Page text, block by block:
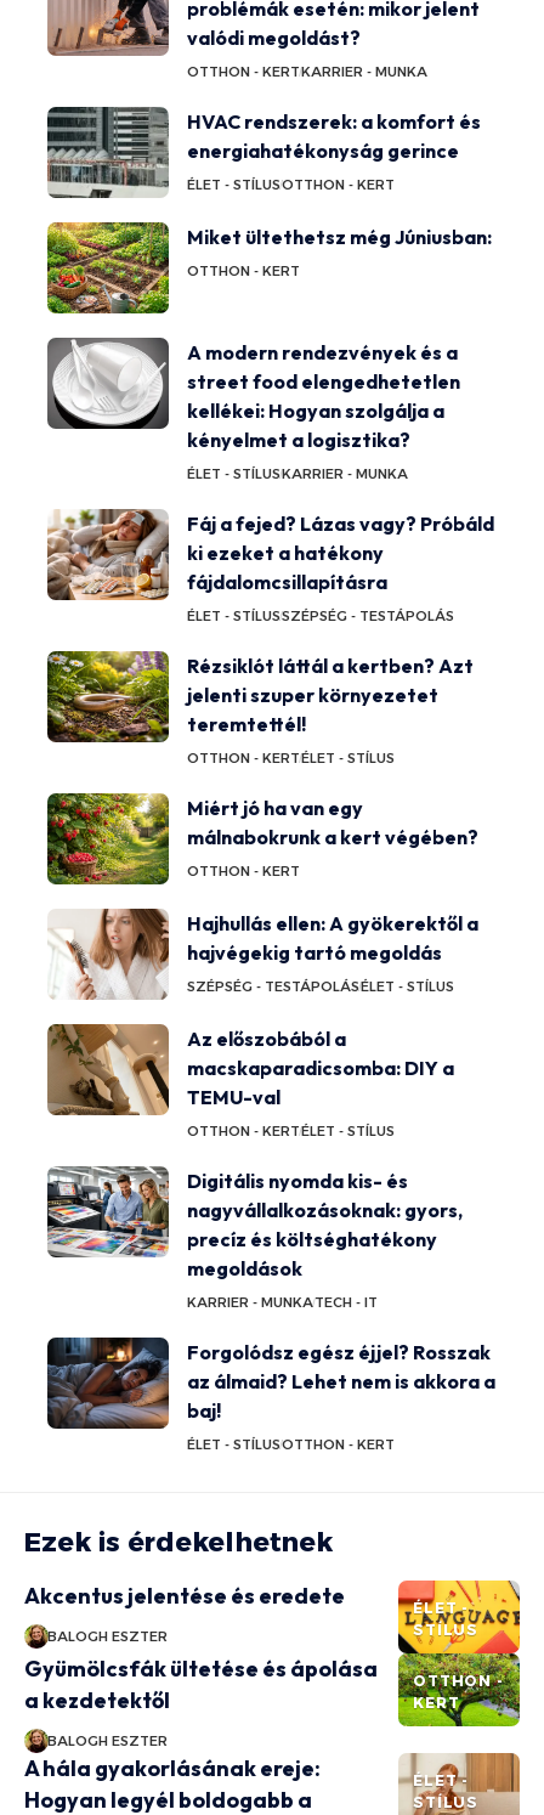
problémák esetén: mikor jelent
valódi megoldást?
OTTHON - KERTKARRIER - MUNKA
HVAC rendszerek: a komfort és
energiahatékonyság gerince
ÉLET - STÍLUSOTTHON - KERT
Miket ültethetsz még Júniusban:
OTTHON - KERT
A modern rendezvények és a
street food elengedhetetlen
kellékei: Hogyan szolgálja a
kényelmet a logisztika?
ÉLET - STÍLUSKARRIER - MUNKA
Fáj a fejed? Lázas vagy? Próbáld
ki ezeket a hatékony
fájdalomcsillapításra
ÉLET - STÍLUSSZÉPSÉG - TESTÁPOLÁS
Rézsiklót láttál a kertben? Azt
jelenti szuper környezetet
teremtettél!
OTTHON - KERTÉLET - STÍLUS
Miért jó ha van egy
málnabokrunk a kert végében?
OTTHON - KERT
Hajhullás ellen: A gyökerektől a
hajvégekig tartó megoldás
SZÉPSÉG - TESTÁPOLÁSÉLET - STÍLUS
Az előszobából a
macskaparadicsomba: DIY a
TEMU-val
OTTHON - KERTÉLET - STÍLUS
Digitális nyomda kis- és
nagyvállalkozásoknak: gyors,
precíz és költséghatékony
megoldások
KARRIER - MUNKATECH - IT
Forgolódsz egész éjjel? Rosszak
az álmaid? Lehet nem is akkora a
baj!
ÉLET - STÍLUSOTTHON - KERT
Ezek is érdekelhetnek
ÉLET -
STÍLUS
Akcentus jelentése és eredete
BALOGH ESZTER
OTTHON -
KERT
Gyümölcsfák ültetése és ápolása
a kezdetektől
BALOGH ESZTER
ÉLET -
STÍLUS
A hála gyakorlásának ereje:
Hogyan legyél boldogabb a